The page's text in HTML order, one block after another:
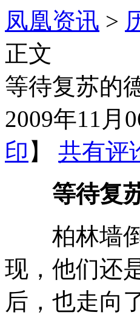
凤凰资讯 >
正文
等待复苏的
2009年11月
印 】 共有评
等待复
柏林墙倒
现，他们还
后，也走向